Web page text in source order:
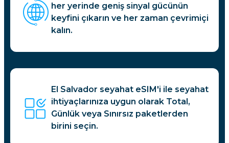
her yerinde geniş sinyal gücünün
keyfini çıkarın ve her zaman çevrimiçi
kalın.
El Salvador seyahat eSIM'i ile seyahat
ihtiyaçlarınıza uygun olarak Total,
Günlük veya Sınırsız paketlerden
birini seçin.